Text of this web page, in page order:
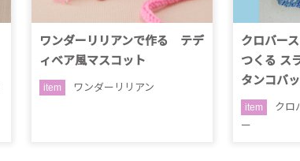
ワンダーリリアンで作る テデ
ィベア風マスコット
item ワンダーリリアン
クロバー
つくる ス
タンコバ
item
クロ
ー